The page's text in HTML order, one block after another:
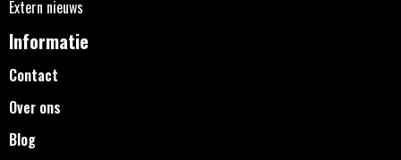
Extern nieuws
Informatie
Contact
Over ons
Blog